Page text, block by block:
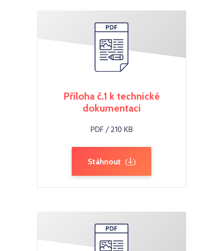
Příloha č.1 k technické
dokumentaci
PDF / 210 KB
Stáhnout